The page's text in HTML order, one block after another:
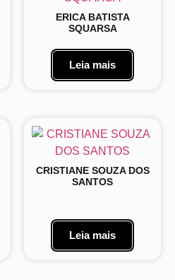
ERICA BATISTA
SQUARSA
Leia mais
CRISTIANE SOUZA DOS
SANTOS
Leia mais